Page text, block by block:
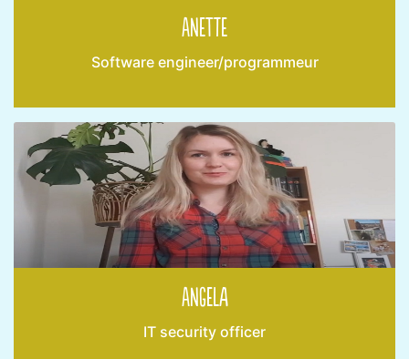
Anette
Software engineer/programmeur
Angela
IT security officer